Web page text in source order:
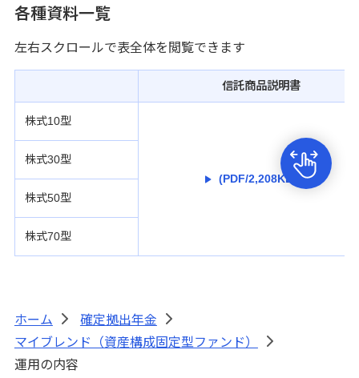
各種資料一覧
左右スクロールで表全体を閲覧できます
信託商品説明書
株式10型
(PDF/2,208KB)
株式30型
株式50型
株式70型
ホーム > 確定拠出年金
>
マイブレンド（資産構成固定型ファンド）
>
運用の内容